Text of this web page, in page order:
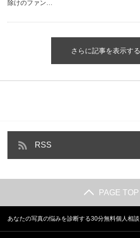
除けのファン…
さらに記事を表示する
RSS
PAGE TOP
あなたの写真の悩みを診断する30分無料個人相談